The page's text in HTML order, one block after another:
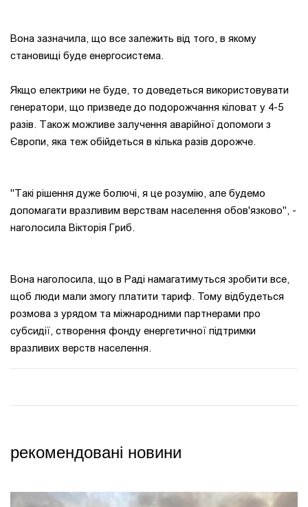
Вона зазначила, що все залежить від того, в якому
становищі буде енергосистема.
Якщо електрики не буде, то доведеться використовувати
генератори, що призведе до подорожчання кіловат у 4-5
разів. Також можливе залучення аварійної допомоги з
Європи, яка теж обійдеться в кілька разів дорожче.
"Такі рішення дуже болючі, я це розумію, але будемо
допомагати вразливим верствам населення обов'язково", -
наголосила Вікторія Гриб.
Вона наголосила, що в Раді намагатимуться зробити все,
щоб люди мали змогу платити тариф. Тому відбудеться
розмова з урядом та міжнародними партнерами про
субсидії, створення фонду енергетичної підтримки
вразливих верств населення.
рекомендовані новини